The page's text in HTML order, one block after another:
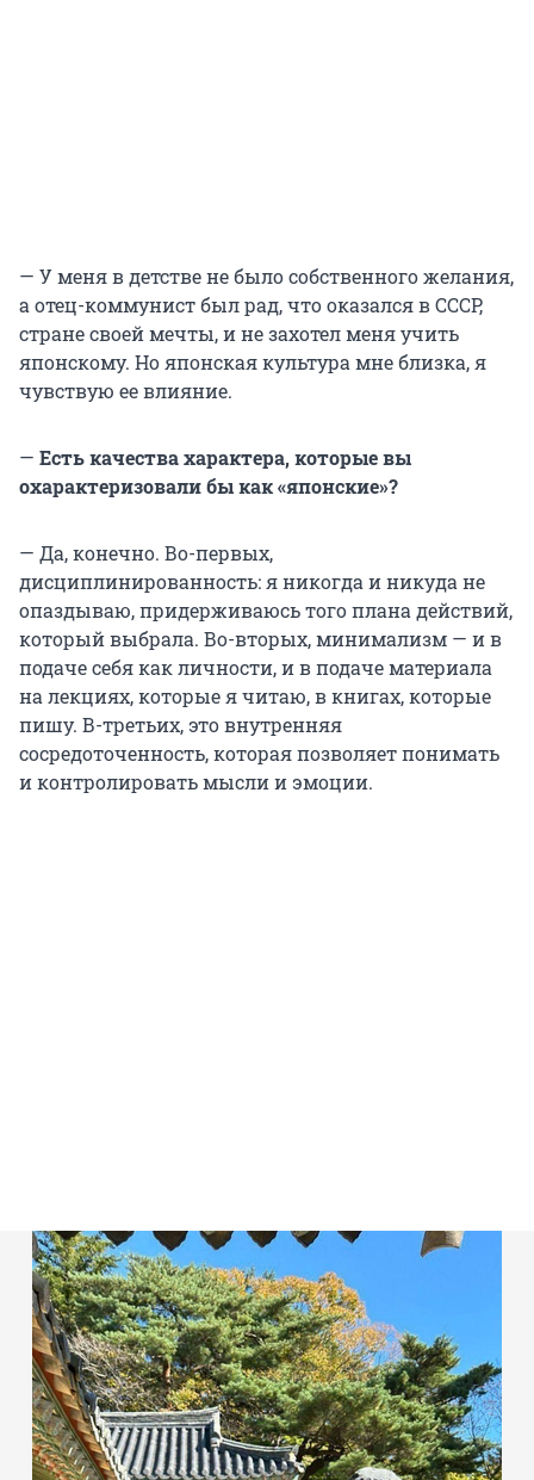
— У меня в детстве не было собственного желания,
а отец-коммунист был рад, что оказался в СССР,
стране своей мечты, и не захотел меня учить
японскому. Но японская культура мне близка, я
чувствую ее влияние.
— Есть качества характера, которые вы
охарактеризовали бы как «японские»?
— Да, конечно. Во-первых,
дисциплинированность: я никогда и никуда не
опаздываю, придерживаюсь того плана действий,
который выбрала. Во-вторых, минимализм — и в
подаче себя как личности, и в подаче материала
на лекциях, которые я читаю, в книгах, которые
пишу. В-третьих, это внутренняя
сосредоточенность, которая позволяет понимать
и контролировать мысли и эмоции.